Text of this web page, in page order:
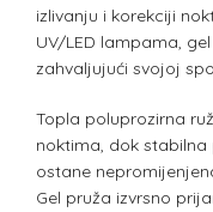
izlivanju i korekciji
UV/LED lampama,
zahvaljujući svojoj
Topla poluprozirna
noktima, dok
ostane
Gel pruža izvrsno